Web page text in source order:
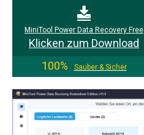
MiniTool Power Data Recovery Free
Klicken zum Download
100%
Sauber & Sicher